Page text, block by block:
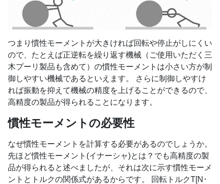
つまり慣性モーメントが大きければ回転や停止がしにくい
ので、たとえば正逆転を繰り返す機械（ご使用いただく三
木プーリ製品も含めて）の慣性モーメントは小さい方が制
御しやすい機械であるといえます。 さらに制御しやすけ
れば振動を抑えて機械の精度を上げることができるので、
高精度の製品が得られることになります。
慣性モーメントの必要性
なぜ慣性モーメントを計算する必要があるのでしょうか。
先ほど慣性モーメント(イナーシャ)とは？でも高精度の製
品が得られると述べましたが、それは次に示す慣性モーメ
ントとトルクの関係式があるからです。 回転トルクT[N･